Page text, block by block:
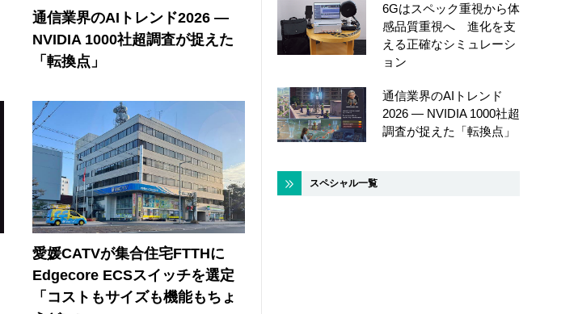
通信業界のAIトレンド2026 ―
NVIDIA 1000社超調査が捉えた
「転換点」
愛媛CATVが集合住宅FTTHに
Edgecore ECSスイッチを選定
「コストもサイズも機能もちょ
6Gはスペック重視から体
感品質重視へ 進化を支
える正確なシミュレーシ
ョン
通信業界のAIトレンド
2026 ― NVIDIA 1000社超
調査が捉えた「転換点」
スペシャル一覧